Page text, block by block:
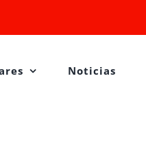
Noticias